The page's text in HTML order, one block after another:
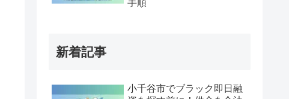
手順
新着記事
小千谷市でブラック即日融